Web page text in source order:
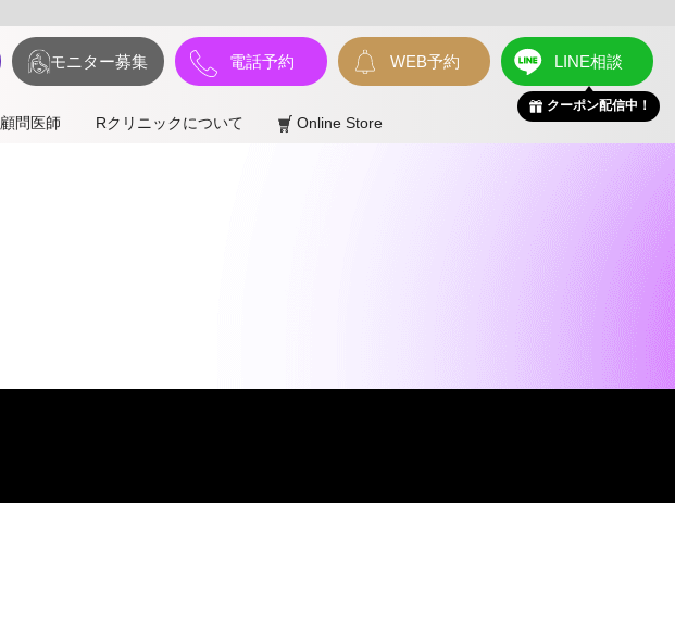
モニター募集 電話予約 WEB予約 LINE相談
クーポン配信中！
顧問医師 Rクリニックについて Online Store